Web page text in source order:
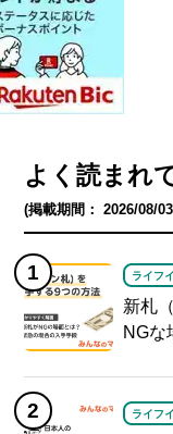
よく読まれ
(掲載期間： 2026/08/
ライフ
新札
NGな
ライフ